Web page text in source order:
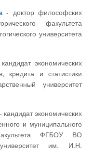
факультета
университета
кредита и статистики
университет
и муниципального
ФГБОУ ВО
университет им. И.Н.